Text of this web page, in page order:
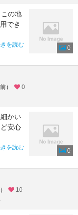
の地
でき
を読む
0
）
0
かい
安心
を読む
0
10